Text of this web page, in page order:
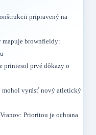
pripravený na
mapuje brownfieldy:
priniesol prvé dôkazy o
mohol vyrásť nový atletický
Prioritou je ochrana